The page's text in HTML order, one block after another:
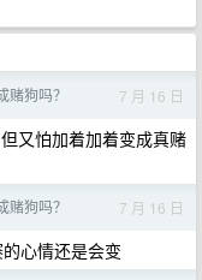
赌狗吗？ 7 月 16 日
又怕加着加着变成真赌
赌狗吗？ 7 月 16 日
心情还是会变